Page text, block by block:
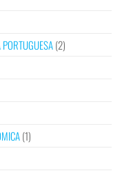
(2)
(1)